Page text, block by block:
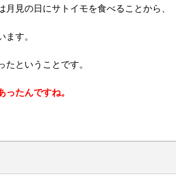
見の日にサトイモを食べることから、
す。
ということです。
ったんですね。